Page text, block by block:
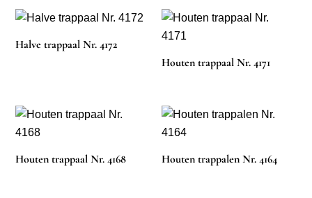
Halve trappaal Nr. 4172
Houten trappaal Nr. 4171
Houten trappaal Nr. 4168 Houten trappalen Nr. 4164